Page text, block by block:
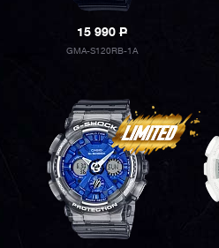
15 990P
GMA-S120RB-1A